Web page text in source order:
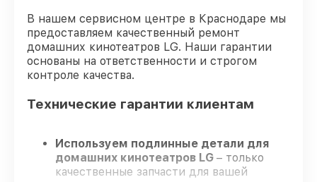
В нашем сервисном центре в Краснодаре мы
предоставляем качественный ремонт
домашних кинотеатров LG. Наши гарантии
основаны на ответственности и строгом
контроле качества.
Технические гарантии клиентам
Используем подлинные детали для
домашних кинотеатров LG – только
качественные запчасти для вашей